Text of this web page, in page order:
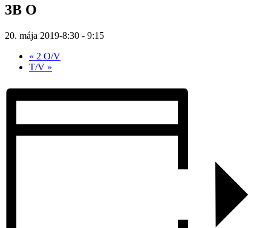
3B O
20. mája 2019-8:30 - 9:15
« 2 O/V
T/V »